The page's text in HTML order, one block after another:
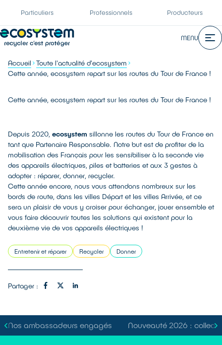
Particuliers Professionnels Producteurs
MENU
Accueil
Toute l'actualité d'ecosystem
Cette année, ecosystem repart sur les routes du Tour de France !
Cette année, ecosystem repart sur les routes du Tour de France !
Depuis 2020, ecosystem sillonne les routes du Tour de France en
tant que Partenaire Responsable. Notre but est de profiter de la
mobilisation des Français pour les sensibiliser à la seconde vie
des appareils électriques, piles et batteries et aux 3 gestes à
adopter : réparer, donner, recycler.
Cette année encore, nous vous attendons nombreux sur les
bords de route, dans les villes Départ et les villes Arrivée, et ce
sera un plaisir de vous y croiser pour échanger, jouer ensemble et
vous faire découvrir toutes les solutions qui existent pour la
deuxième vie de vos appareils électriques !
Entretenir et réparer Recycler Donner
Partager :
Nos ambassadeurs engagés Nouveauté 2026 :